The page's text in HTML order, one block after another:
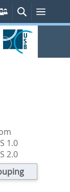
Persönliche
Services
SucheMenü
1.0
2.0